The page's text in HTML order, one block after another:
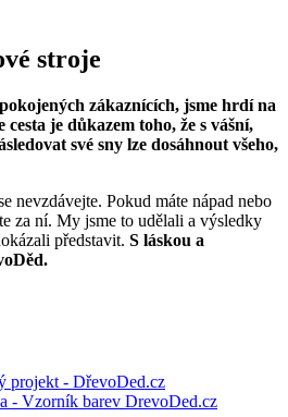
stroje
zákaznících, jsme hrdí na
cesta je důkazem toho, že s vášní,
své sny lze dosáhnout všeho,
nevzdávejte. Pokud máte nápad nebo
za ní. My jsme to udělali a výsledky
představit. S láskou a